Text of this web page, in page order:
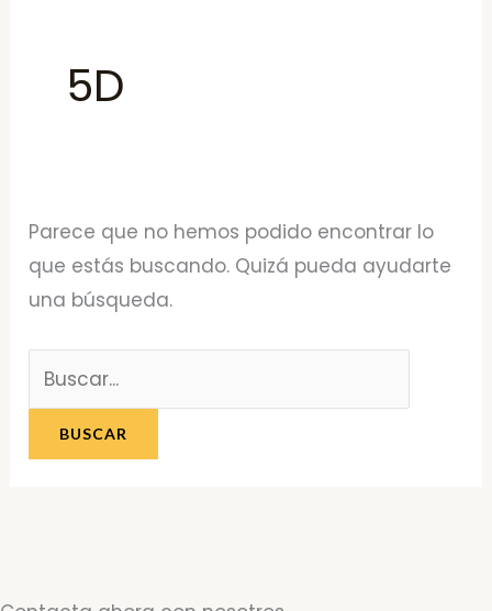
5D
Parece que no hemos podido encontrar lo
que estás buscando. Quizá pueda ayudarte
una búsqueda.